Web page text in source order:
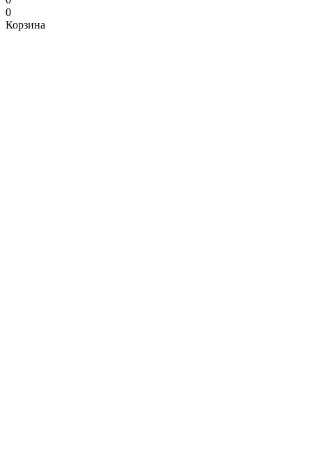
0
Корзина